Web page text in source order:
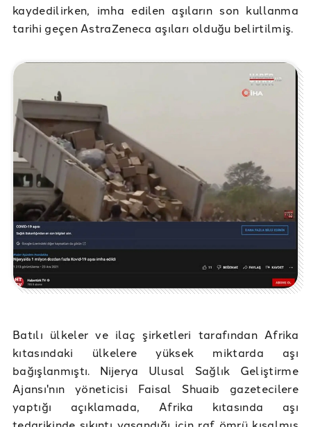
kaydedilirken, imha edilen aşıların son kullanma
tarihi geçen AstraZeneca aşıları olduğu belirtilmiş.
Batılı ülkeler ve ilaç şirketleri tarafından Afrika
kıtasındaki ülkelere yüksek miktarda aşı
bağışlanmıştı. Nijerya Ulusal Sağlık Geliştirme
Ajansı'nın yöneticisi Faisal Shuaib gazetecilere
yaptığı açıklamada, Afrika kıtasında aşı
tedarikinde sıkıntı yaşandığı için raf ömrü kısalmış